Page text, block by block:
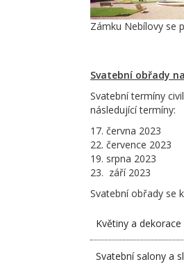
Zámku Nebílovy se
Svatební obřady
Svatební termíny
následující termíny:
17. června 2023
22. července 2023
19. srpna 2023
23. září 2023
Svatební obřady se
Květiny a dekorace
Svatební salony a